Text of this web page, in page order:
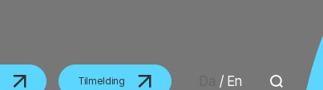
Tilmelding / En